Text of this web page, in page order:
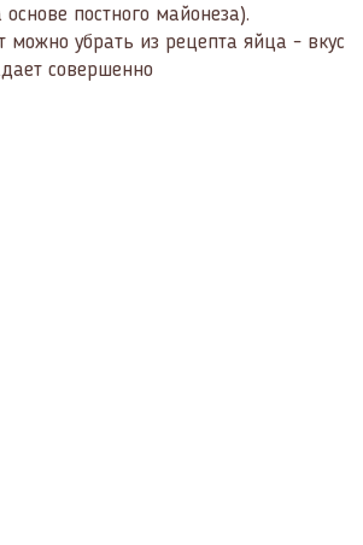
постного майонеза).
можно убрать из рецепта яйца - вкус
совершенно